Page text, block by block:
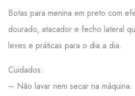
Botas para menina em preto com
dourado, atacador e fecho lateral
leves e práticas para o dia a dia.
Cuidados:
– Não lavar nem secar na máquina.